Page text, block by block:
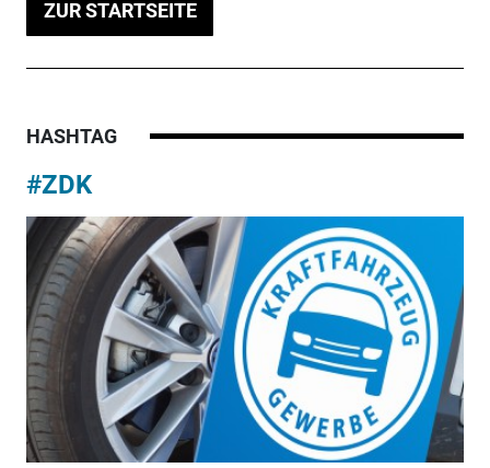
ZUR STARTSEITE
HASHTAG
#ZDK